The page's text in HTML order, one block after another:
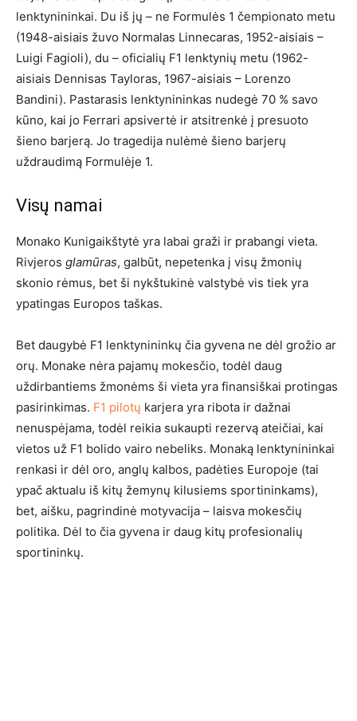
lenktynininkai. Du iš jų – ne Formulės 1 čempionato metu
(1948-aisiais žuvo Normalas Linnecaras, 1952-aisiais –
Luigi Fagioli), du – oficialių F1 lenktynių metu (1962-
aisiais Dennisas Tayloras, 1967-aisiais – Lorenzo
Bandini). Pastarasis lenktynininkas nudegė 70 % savo
kūno, kai jo Ferrari apsivertė ir atsitrenkė į presuoto
šieno barjerą. Jo tragedija nulėmė šieno barjerų
uždraudimą Formulėje 1.
Visų namai
Monako Kunigaikštytė yra labai graži ir prabangi vieta.
Rivjeros glamūras, galbūt, nepetenka į visų žmonių
skonio rėmus, bet ši nykštukinė valstybė vis tiek yra
ypatingas Europos taškas.
Bet daugybė F1 lenktynininkų čia gyvena ne dėl grožio ar
orų. Monake nėra pajamų mokesčio, todėl daug
uždirbantiems žmonėms ši vieta yra finansiškai protingas
pasirinkimas. F1 pilotų karjera yra ribota ir dažnai
nenuspėjama, todėl reikia sukaupti rezervą ateičiai, kai
vietos už F1 bolido vairo nebeliks. Monaką lenktynininkai
renkasi ir dėl oro, anglų kalbos, padėties Europoje (tai
ypač aktualu iš kitų žemynų kilusiems sportininkams),
bet, aišku, pagrindinė motyvacija – laisva mokesčių
politika. Dėl to čia gyvena ir daug kitų profesionalių
sportininkų.